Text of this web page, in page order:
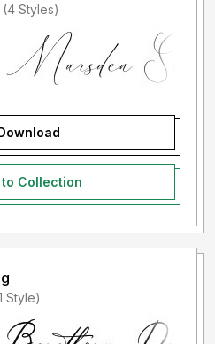
Added by Oran Labadie (4 Styles)
to Collection
by antonetta02 (1 Style)